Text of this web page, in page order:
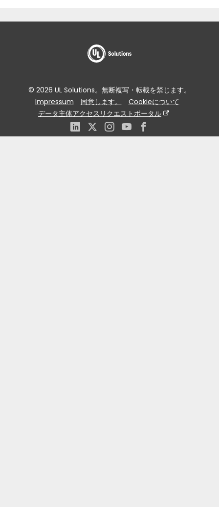
© 2026 UL Solutions。無断複写・転載を禁じます。
Impressum
同意します。
Cookieについて
データ主体アクセスリクエストポータル